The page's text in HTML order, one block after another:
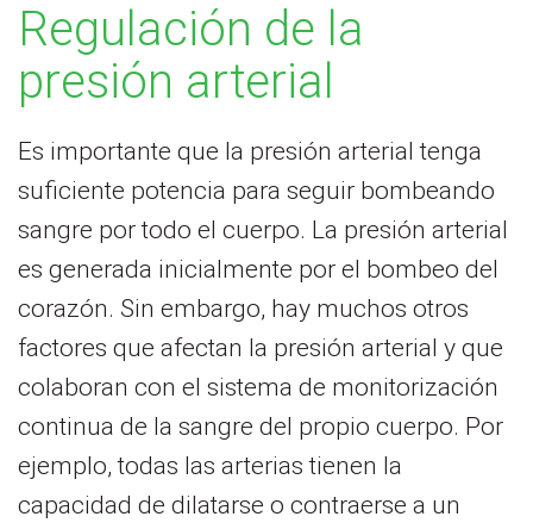
Regulación de la
presión arterial
Es importante que la presión arterial tenga
suficiente potencia para seguir bombeando
sangre por todo el cuerpo. La presión arterial
es generada inicialmente por el bombeo del
corazón. Sin embargo, hay muchos otros
factores que afectan la presión arterial y que
colaboran con el sistema de monitorización
continua de la sangre del propio cuerpo. Por
ejemplo, todas las arterias tienen la
capacidad de dilatarse o contraerse a un